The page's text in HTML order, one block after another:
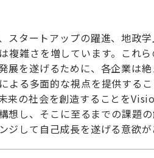
スタートアップの躍進、地政
複雑さを増しています。これ
展を遂げるために、各企業は絶
よる多面的な視点を提供する
来の社会を創造することを
想し、そこに至るまでの課題
ジして自己成長を遂げる意欲が